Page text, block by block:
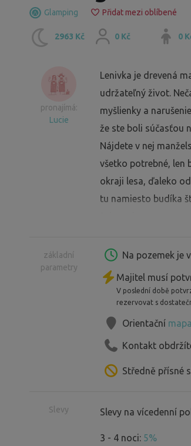
Glamping Přidat mezi oblíbené
2963 Kč 0 Kč 0
pronajímá:
Lucie
Lenivka je drevená
udržateľný život.
myšlienky a
že ste boli súčasťou
Nájdete v nej
všetko potrebné, len
okraji lesa, ďaleko
tu namiesto budíka
súkromie a trochu
základní
parametry
Na pozemek je
Majitel musí
V poslední době
rezervovat s
Orientační mapa
Kontakt
Středně přísné
Slevy Slevy na vícedenní
3 - 4 noci: 5%